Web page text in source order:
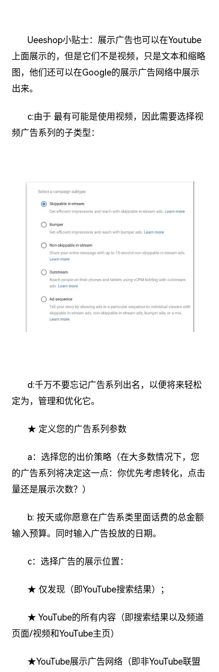
Ueeshop小贴士：展示广告也可以在Youtube
上面展示的，但是它们不是视频，只是文本和缩略
图，他们还可以在Google的展示广告网络中展示
出来。
c:由于 最有可能是使用视频，因此需要选择视
频广告系列的子类型：
d:千万不要忘记广告系列出名，以便将来轻松
定为，管理和优化它。
★ 定义您的广告系列参数
a：选择您的出价策略（在大多数情况下，您
的广告系列将决定这一点：你优先考虑转化，点击
量还是展示次数？）
b: 按天或你愿意在广告系类里面话费的总金额
输入预算。同时输入广告投放的日期。
c：选择广告的展示位置：
★ 仅发现（即YouTube搜索结果）；
★ YouTube的所有内容（即搜索结果以及频道
页面/视频和YouTube主页）
★YouTube展示广告网络（即非YouTube联盟